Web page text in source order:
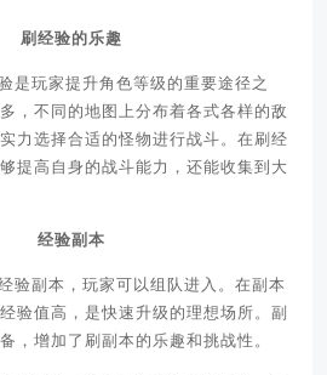
刷经验的乐趣
是玩家提升角色等级的重要途径之
，不同的地图上分布着各式各样的敌
力选择合适的怪物进行战斗。在刷经
提高自身的战斗能力，还能收集到大
经验副本
验副本，玩家可以组队进入。在副本
验值高，是快速升级的理想场所。副
，增加了刷副本的乐趣和挑战性。